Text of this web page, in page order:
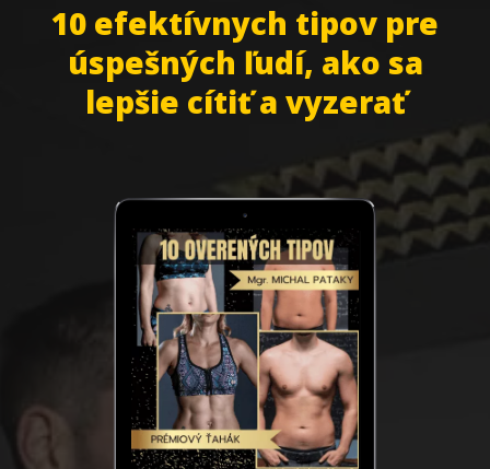
10 efektívnych tipov pre
úspešných ľudí, ako sa
lepšie cítiť a vyzerať